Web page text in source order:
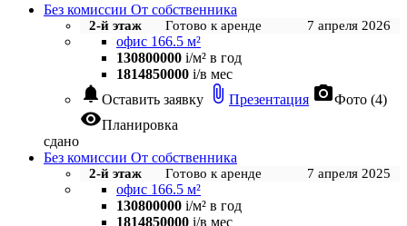
Без комиссии От собственника
2-й этаж Готово к аренде 7 апреля 2026
офис 166.5 м²
130800000 i/м² в год
1814850000 i/в мес
notifications Оставить заявку attach_file Презентация photo_cameraФото (4)
visibilityПланировка
сдано
Без комиссии От собственника
2-й этаж Готово к аренде 7 апреля 2025
офис 166.5 м²
130800000 i/м² в год
1814850000 i/в мес